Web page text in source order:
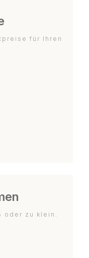
für Ihren
oder zu klein.